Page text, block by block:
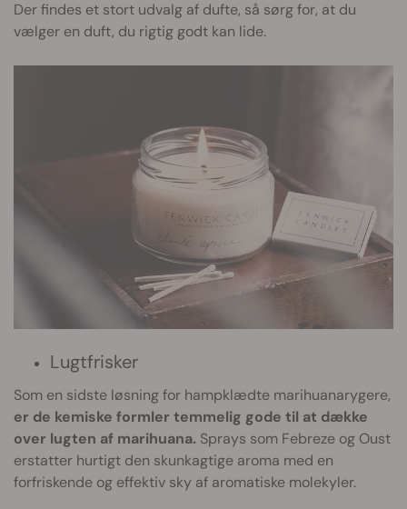
Der findes et stort udvalg af dufte, så sørg for, at du
vælger en duft, du rigtig godt kan lide.
Lugtfrisker
Som en sidste løsning for hampklædte marihuanarygere,
er de kemiske formler temmelig gode til at dække
over lugten af marihuana. Sprays som Febreze og Oust
erstatter hurtigt den skunkagtige aroma med en
forfriskende og effektiv sky af aromatiske molekyler.